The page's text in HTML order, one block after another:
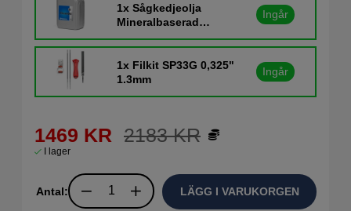
1x Sågkedjeolja
Mineralbaserad
Husqvarna 5L
Ingår
1x Filkit SP33G 0,325"
1.3mm
Ingår
2183KR
1469 KR
I lager
Antal: LÄGG I VARUKORGEN